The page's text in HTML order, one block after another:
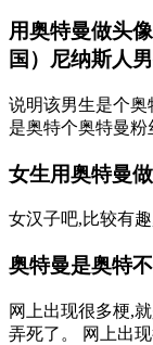
用奥特曼做头
国）尼纳斯人
说明该男生是个
是奥特个奥特曼粉
女生用奥特曼
女汉子吧,比较有
奥特曼是奥特
网上出现很多梗,
弄死了。 网上出